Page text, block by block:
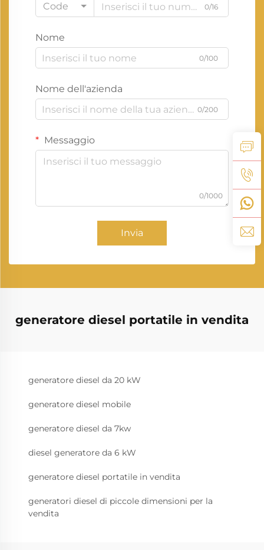
Code
0/16
Nome
0/100
Nome dell'azienda
0/200
Messaggio
0/1000
Invia
generatore diesel portatile in vendita
generatore diesel da 20 kW
generatore diesel mobile
generatore diesel da 7kw
diesel generatore da 6 kW
generatore diesel portatile in vendita
generatori diesel di piccole dimensioni per la
vendita